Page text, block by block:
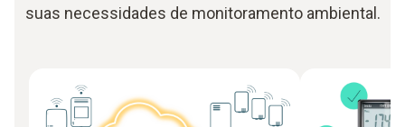
suas necessidades de monitoramento ambiental.